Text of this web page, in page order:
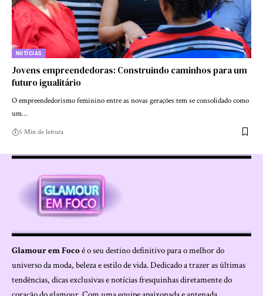
NOTÍCIAS
Jovens empreendedoras: Construindo caminhos para um
futuro igualitário
O empreendedorismo feminino entre as novas gerações tem se consolidado como
um…
5 Min de leitura
Glamour em Focoé o seu destino definitivo para o melhor do
universo da moda, beleza e estilo de vida. Dedicado a trazer as últimas
tendências, dicas exclusivas e notícias fresquinhas diretamente do